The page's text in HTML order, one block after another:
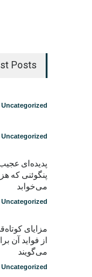
Posts
Uncategorized
Uncategorized
پدیده‌ای
پنگوئنی که
می‌خوابد
Uncategorized
مزایای
از فواید آن
می‌گویند
Uncategorized